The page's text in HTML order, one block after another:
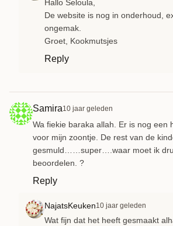
Hallo Seloula,
De website is nog in onderhoud,
ongemak.
Groet, Kookmutsjes
Reply
Samira10 jaar geleden
Wa fiekie baraka allah. Er is nog een
voor mijn zoontje. De rest van de
gesmuld……super….waar moet ik
beoordelen. ?
Reply
NajatsKeuken10 jaar geleden
Wat fijn dat het heeft gesmaakt